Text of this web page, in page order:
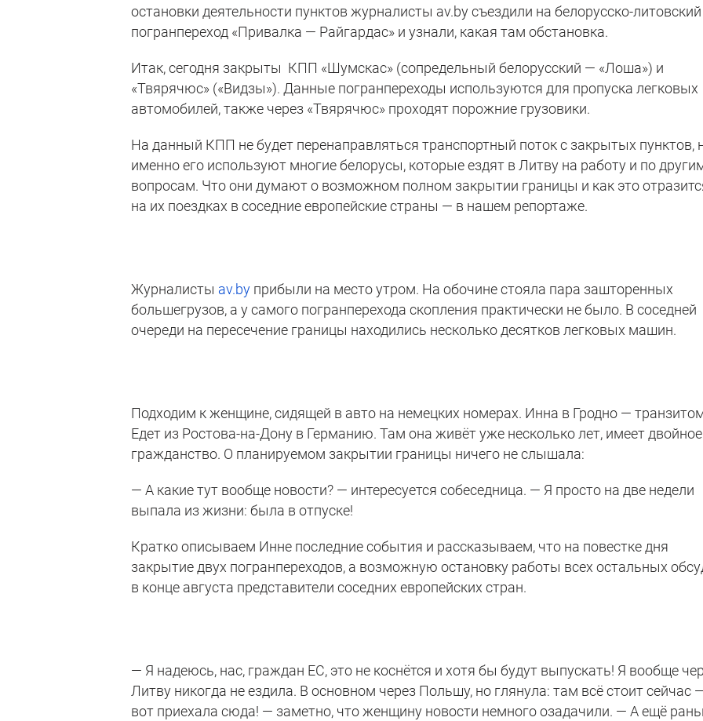
остановки деятельности пунктов журналисты av.by съездили на белорусско-литовский
погранпереход «Привалка — Райгардас» и узнали, какая там обстановка.
Итак, сегодня закрыты КПП «Шумскас» (сопредельный белорусский — «Лоша») и
«Твярячюс» («Видзы»). Данные погранпереходы используются для пропуска легковых
автомобилей, также через «Твярячюс» проходят порожние грузовики.
На данный КПП не будет перенаправляться транспортный поток с закрытых пунктов,
именно его используют многие белорусы, которые ездят в Литву на работу и по
вопросам. Что они думают о возможном полном закрытии границы и как это
на их поездках в соседние европейские страны — в нашем репортаже.
Журналисты av.by прибыли на место утром. На обочине стояла пара зашторенных
большегрузов, а у самого погранперехода скопления практически не было. В соседней
очереди на пересечение границы находились несколько десятков легковых машин.
Подходим к женщине, сидящей в авто на немецких номерах. Инна в Гродно —
Едет из Ростова-на-Дону в Германию. Там она живёт уже несколько лет, имеет двойное
гражданство. О планируемом закрытии границы ничего не слышала:
— А какие тут вообще новости? — интересуется собеседница. — Я просто на две недели
выпала из жизни: была в отпуске!
Кратко описываем Инне последние события и рассказываем, что на повестке дня
закрытие двух погранпереходов, а возможную остановку работы всех остальных
в конце августа представители соседних европейских стран.
— Я надеюсь, нас, граждан ЕС, это не коснётся и хотя бы будут выпускать! Я вообще
Литву никогда не ездила. В основном через Польшу, но глянула: там всё стоит сейчас
вот приехала сюда! — заметно, что женщину новости немного озадачили. — А ещё